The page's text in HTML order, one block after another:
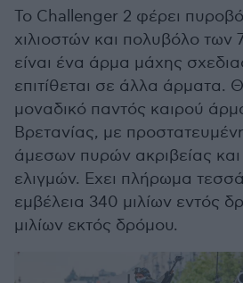
Το Challenger 2 φέρει
χιλιοστών και πολυβόλο των
είναι ένα άρμα μάχης
επιτίθεται σε άλλα άρματα.
μοναδικό παντός καιρού
Βρετανίας, με
άμεσων πυρών ακριβείας και
ελιγμών. Εχει πλήρωμα
εμβέλεια 340 μιλίων εντός
μιλίων εκτός δρόμου.